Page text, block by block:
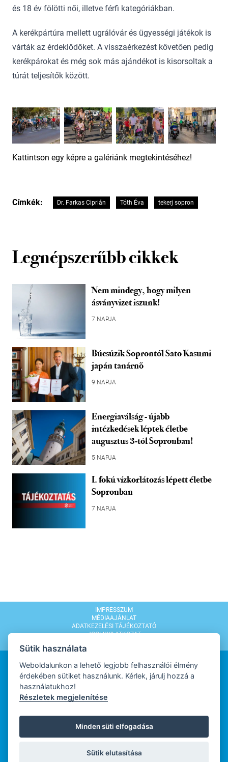
és 18 év fölötti női, illetve férfi kategóriákban.
A kerékpártúra mellett ugrálóvár és ügyességi játékok is
várták az érdeklődőket. A visszaérkezést követően pedig
kerékpárokat és még sok más ajándékot is kisorsoltak a
túrát teljesítők között.
Kattintson egy képre a galériánk megtekintéséhez!
Címkék: Dr. Farkas Ciprián Tóth Éva tekerj sopron
Legnépszerűbb cikkek
Nem mindegy, hogy milyen
ásványvizet iszunk!
7 NAPJA
Búcsúzik Soprontól Sato Kasumi
japán tanárnő
9 NAPJA
Energiaválság - újabb
intézkedések léptek életbe
augusztus 3-tól Sopronban!
5 NAPJA
I. fokú vízkorlátozás lépett életbe
Sopronban
7 NAPJA
IMPRESSZUM
MÉDIAAJÁNLAT
ADATKEZELÉSI TÁJÉKOZTATÓ
JOGI NYILATKOZAT
WEBDESIGN
WEBFEJLESZTŐ
Sütik használata
Weboldalunkon a lehető legjobb felhasználói élmény
érdekében sütiket használunk. Kérlek, járulj hozzá a
használatukhoz!
Részletek megjelenítése
Minden süti elfogadása
Sütik elutasítása